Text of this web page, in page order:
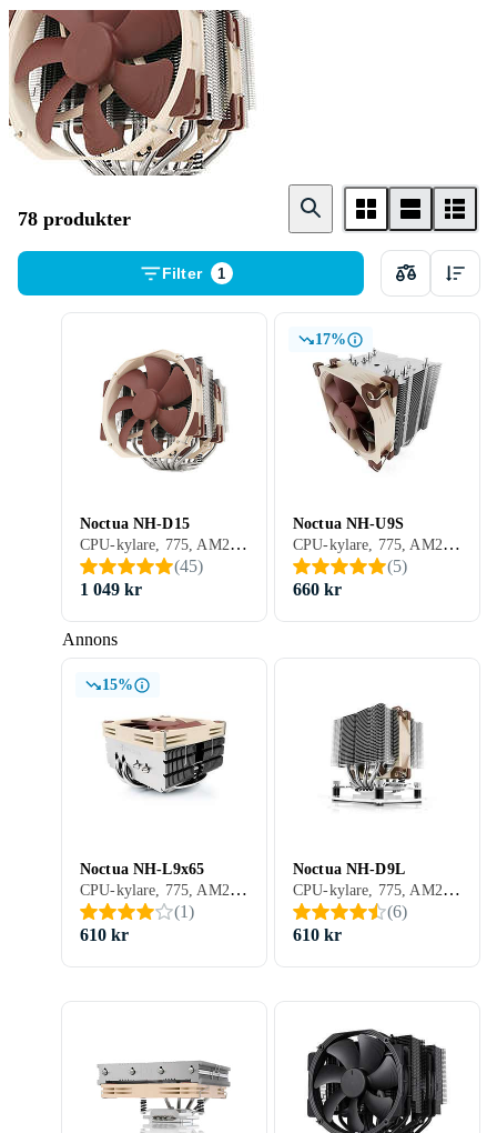
CPU - kylare
78 produkter
Filter 1
Annons
Noctua NH-D15
CPU-kylare, 775, AM2/AM3, 423, 1366, 1156, 1155, 2011, AM2+, AM3+, FM1, FM2, 1150, FM2+, 1151, 2011-3, AM4, 2066, 1200, 1700, AM5, Aktiv kylning (fläkt)
(45)
1 049 kr
17%
Noctua NH-U9S
CPU-kylare, 775, AM2/AM3, 423, 1156, 1155, 2011, AM2+, AM3+, FM1, FM2, 1150, FM2+, 1151, 2011-3, AM4, 2066, 1200, 1700, AM5, Aktiv kylning (fläkt)
(5)
660 kr
15%
Noctua NH-L9x65
CPU-kylare, 775, AM2/AM3, 1366, 1156, 1155, 2011, AM2+, AM3+, FM1, FM2, 1150, FM2+, 1151, 2011-3, AM4, 2066, SP3, 1200, 1700, AM5, Aktiv kylning (fläkt)
(1)
610 kr
Noctua NH-D9L
CPU-kylare, 775, AM2/AM3, 1366, 1156, 1155, 2011, AM2+, AM3+, FM1, FM2, 1150, FM2+, 1151, 2011-3, AM4, 2066, 1200, 1700, AM5, Aktiv kylning (fläkt)
(6)
610 kr